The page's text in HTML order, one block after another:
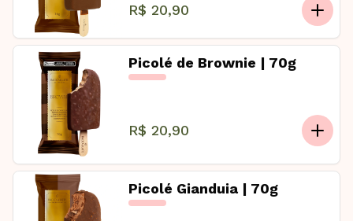
R$ 20,90
Picolé de Brownie | 70g
R$ 20,90
Picolé Gianduia | 70g